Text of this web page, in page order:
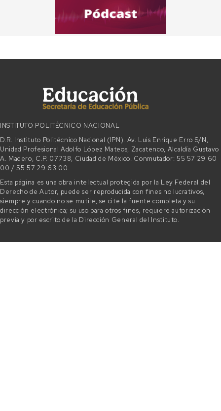
INSTITUTO POLITÉCNICO NACIONAL
D.R. Instituto Politécnico Nacional (IPN). Av. Luis Enrique Erro S/N,
Unidad Profesional Adolfo López Mateos, Zacatenco, Alcaldía Gustavo
A. Madero, C.P. 07738, Ciudad de México. Conmutador: 55 57 29 60
00 / 55 57 29 63 00.
Esta página es una obra intelectual protegida por la Ley Federal del
Derecho de Autor, puede ser reproducida con fines no lucrativos,
siempre y cuando no se mutile, se cite la fuente completa y su
dirección electrónica; su uso para otros fines, requiere autorización
previa y por escrito de la Dirección General del Instituto.